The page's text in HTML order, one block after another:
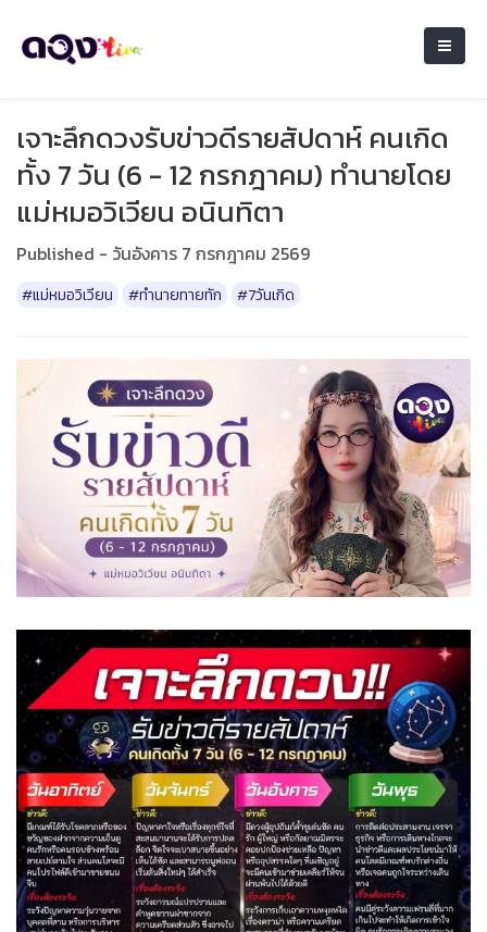
เจาะลึกดวงรับข่าวดีรายสัปดาห์ คนเกิด
ทั้ง 7 วัน (6 - 12 กรกฎาคม) ทำนายโดย
แม่หมอวิเวียน อนินทิตา
Published - วันอังคาร 7 กรกฎาคม 2569
#แม่หมอวิเวียน #ทำนายทายทัก #7วันเกิด